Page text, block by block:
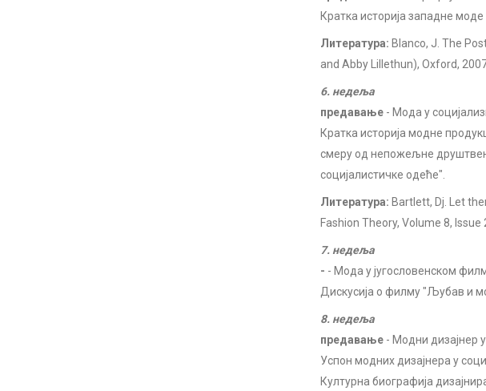
Кратка историја западне моде
Литература: Blanco, J. The
and Abby Lillethun), Oxford,
6. недеља
предавање - Мода у
Кратка историја модне
смеру од непожељне
социјалистичке одеће".
Литература: Bartlett, Dj. Let
Fashion Theory, Volume 8, Issue
7. недеља
- - Мода у југословенском
Дискусија о филму "Љубав и
8. недеља
предавање - Модни дизајнер
Успон модних дизајнера у
Културна биографија